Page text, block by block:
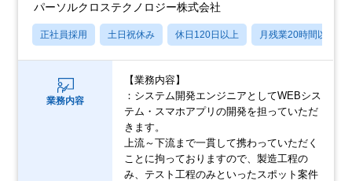
パーソルクロステクノロジー株式会社
正社員採用 土日祝休み 休日120日以上 月残業20時間以内
業務内容
【業務内容】
：システム開発エンジニアとしてWEBシス
テム・スマホアプリの開発を担っていただ
きます。
上流～下流まで一貫して携わっていただく
ことに拘っておりますので、製造工程の
み、テスト工程のみといったスポット案件